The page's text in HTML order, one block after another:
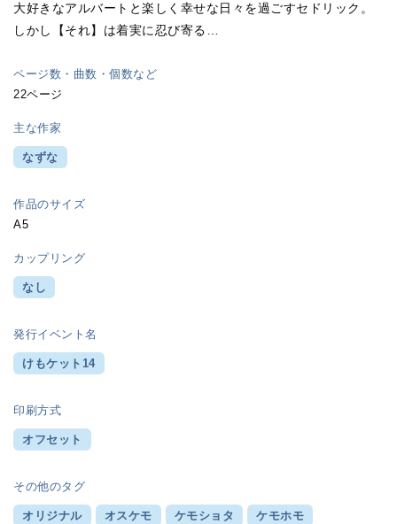
大好きなアルバートと楽しく幸せな日々を過ごすセドリック。
しかし【それ】は着実に忍び寄る…
ページ数・曲数・個数など
22ページ
主な作家
なずな
作品のサイズ
A5
カップリング
なし
発行イベント名
けもケット14
印刷方式
オフセット
その他のタグ
オリジナル オスケモ ケモショタ ケモホモ